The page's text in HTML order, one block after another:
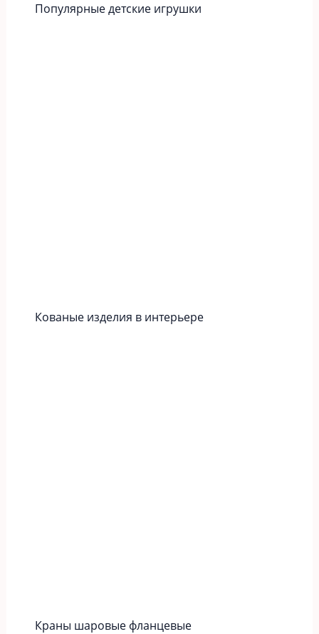
Популярные детские игрушки
Кованые изделия в интерьере
Краны шаровые фланцевые